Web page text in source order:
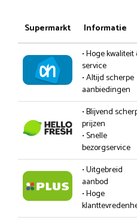
Supermarkt Informatie
• Hoge
service
• Altijd scherpe
aanbiedingen
• Blijvend
prijzen
• Snelle
bezorgservice
• Uitgebreid
aanbod
• Hoge